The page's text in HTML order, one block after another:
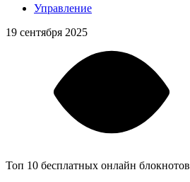
Управление
19 сентября 2025
Топ 10 бесплатных онлайн блокнотов